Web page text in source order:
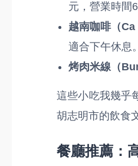
元，營業時間
越南咖啡（Ca
適合下午休息。
烤肉米線（
這些小吃我幾乎
胡志明市的飲食
餐廳推薦：